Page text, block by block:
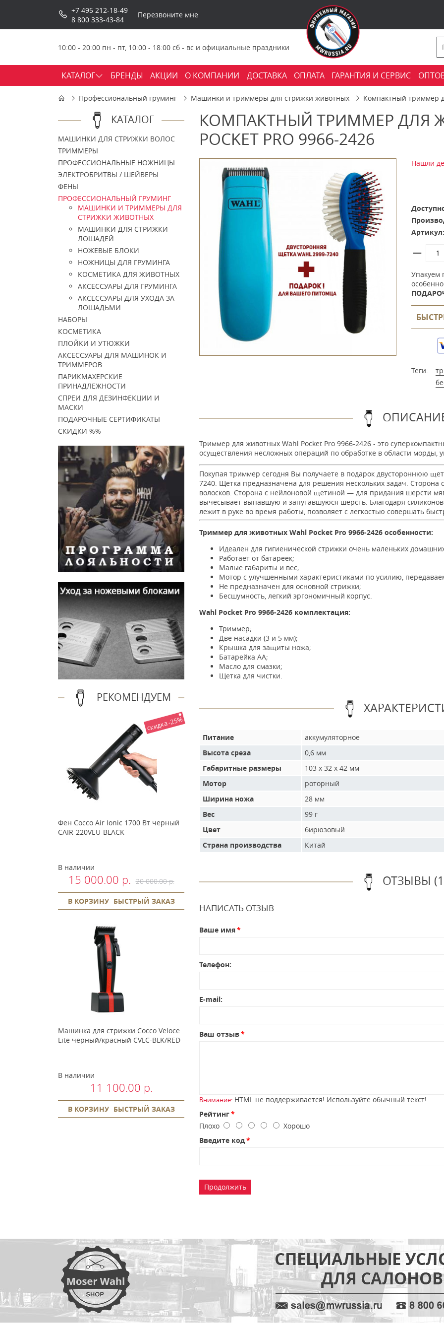
+7 495 212-18-49
8 800 333-43-84
Перезвоните мне
10:00 - 20:00 пн - пт, 10:00 - 18:00 сб - вс и официальные праздники
КАТАЛОГ БРЕНДЫ АКЦИИ О КОМПАНИИ ДОСТАВКА ОПЛАТА ГАРАНТИЯ И СЕРВИС
Профессиональный груминг Машинки и триммеры для стрижки животных Компактный триммер
КАТАЛОГ
МАШИНКИ ДЛЯ СТРИЖКИ ВОЛОС
ТРИММЕРЫ
ПРОФЕССИОНАЛЬНЫЕ НОЖНИЦЫ
ЭЛЕКТРОБРИТВЫ / ШЕЙВЕРЫ
ФЕНЫ
ПРОФЕССИОНАЛЬНЫЙ ГРУМИНГ
МАШИНКИ И ТРИММЕРЫ ДЛЯ
СТРИЖКИ ЖИВОТНЫХ
МАШИНКИ ДЛЯ СТРИЖКИ
ЛОШАДЕЙ
НОЖЕВЫЕ БЛОКИ
НОЖНИЦЫ ДЛЯ ГРУМИНГА
КОСМЕТИКА ДЛЯ ЖИВОТНЫХ
АКСЕССУАРЫ ДЛЯ ГРУМИНГА
АКСЕССУАРЫ ДЛЯ УХОДА ЗА
ЛОШАДЬМИ
НАБОРЫ
КОСМЕТИКА
ПЛОЙКИ И УТЮЖКИ
АКСЕССУАРЫ ДЛЯ МАШИНОК И
ТРИММЕРОВ
ПАРИКМАХЕРСКИЕ
ПРИНАДЛЕЖНОСТИ
СПРЕИ ДЛЯ ДЕЗИНФЕКЦИИ И
МАСКИ
ПОДАРОЧНЫЕ СЕРТИФИКАТЫ
СКИДКИ %%
РЕКОМЕНДУЕМ
скидка -25%
Фен Cocco Air Ionic 1700 Вт черный
CAIR-220VEU-BLACK
В наличии
15 000.00 р. 20 000.00 р.
В КОРЗИНУ БЫСТРЫЙ ЗАКАЗ
Машинка для стрижки Cocco Veloce
Lite черный/красный CVLC-BLK/RED
В наличии
11 100.00 р.
В КОРЗИНУ БЫСТРЫЙ ЗАКАЗ
КОМПАКТНЫЙ ТРИММЕР ДЛЯ
POCKET PRO 9966-2426
Нашли
Артикул:
Упакуем
Теги:
Триммер для животных Wahl Pocket Pro 9966-2426 - это
осуществления несложных операций по обработке в области морды,
Покупая триммер сегодня Вы получаете в подарок двустороннюю
7240. Щетка предназначена для решения нескольких задач.
волосков. Сторона с нейлоновой щетиной — для придания шерсти
вычесывает выпавшую и запутавшуюся шерсть. Благодаря
лежит в руке во время работы, позволяет с легкостью совершать
Триммер для животных Wahl Pocket Pro 9966-2426 особенности:
Идеален для гигиенической стрижки очень маленьких
Работает от батареек;
Малые габариты и вес;
Мотор с улучшенными характеристиками по усилию,
Не предназначен для основной стрижки;
Бесшумность, легкий эргономичный корпус.
Wahl Pocket Pro 9966-2426 комплектация:
Триммер;
Две насадки (3 и 5 мм);
Крышка для защиты ножа;
Батарейка АА;
Масло для смазки;
Щетка для чистки.
Питание
аккумуляторное
Высота среза
0,6 мм
Габаритные размеры
103 х 32 х 42 мм
Мотор
роторный
Ширина ножа
28 мм
Вес
99 г
Цвет
бирюзовый
Страна производства
Китай
ОТЗЫВЫ
НАПИСАТЬ ОТЗЫВ
Ваше имя
Телефон:
E-mail:
Ваш отзыв
Внимание: HTML не поддерживается! Используйте обычный текст!
Рейтинг
Плохо
Хорошо
Введите код
Продолжить